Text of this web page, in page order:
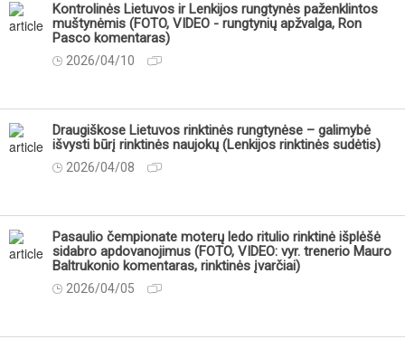
Kontrolinės Lietuvos ir Lenkijos rungtynės paženklintos
muštynėmis (FOTO, VIDEO - rungtynių apžvalga, Ron
Pasco komentaras)
2026/04/10
Draugiškose Lietuvos rinktinės rungtynėse – galimybė
išvysti būrį rinktinės naujokų (Lenkijos rinktinės sudėtis)
2026/04/08
Pasaulio čempionate moterų ledo ritulio rinktinė išplėšė
sidabro apdovanojimus (FOTO, VIDEO: vyr. trenerio Mauro
Baltrukonio komentaras, rinktinės įvarčiai)
2026/04/05